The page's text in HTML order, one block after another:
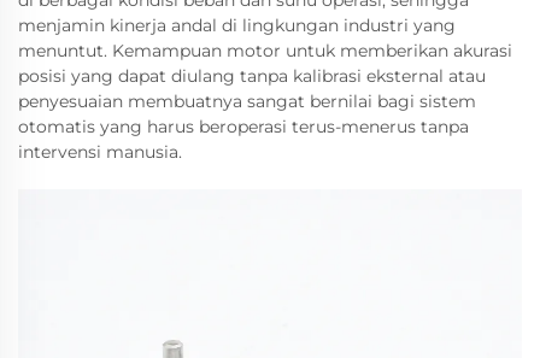
menjamin kinerja andal di lingkungan industri yang
menuntut. Kemampuan motor untuk memberikan akurasi
posisi yang dapat diulang tanpa kalibrasi eksternal atau
penyesuaian membuatnya sangat bernilai bagi sistem
otomatis yang harus beroperasi terus-menerus tanpa
intervensi manusia.